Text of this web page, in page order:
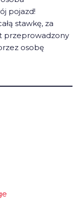
pojazd!
stawkę, za
przeprowadzony
osobę